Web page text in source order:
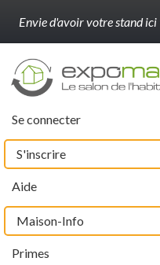
Envie d'avoir votre stand ici
Se connecter
S'inscrire
Aide
Primes
Maison-Info